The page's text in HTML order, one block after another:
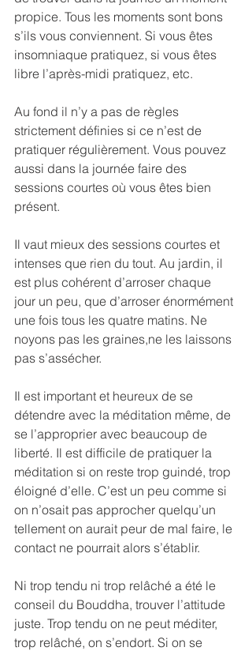
propice. Tous les moments sont bons
s’ils vous conviennent. Si vous êtes
insomniaque pratiquez, si vous êtes
libre l’après-midi pratiquez, etc.
Au fond il n’y a pas de règles
strictement définies si ce n’est de
pratiquer régulièrement. Vous pouvez
aussi dans la journée faire des
sessions courtes où vous êtes bien
présent.
Il vaut mieux des sessions courtes et
intenses que rien du tout. Au jardin, il
est plus cohérent d’arroser chaque
jour un peu, que d’arroser énormément
une fois tous les quatre matins. Ne
noyons pas les graines,ne les laissons
pas s’assécher.
Il est important et heureux de se
détendre avec la méditation même, de
se l’approprier avec beaucoup de
liberté. Il est difficile de pratiquer la
méditation si on reste trop guindé, trop
éloigné d’elle. C’est un peu comme si
on n’osait pas approcher quelqu’un
tellement on aurait peur de mal faire, le
contact ne pourrait alors s’établir.
Ni trop tendu ni trop relâché a été le
conseil du Bouddha, trouver l’attitude
juste. Trop tendu on ne peut méditer,
trop relâché, on s’endort. Si on se